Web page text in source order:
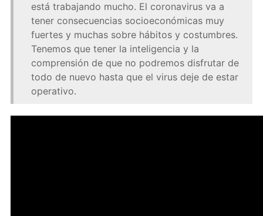
está trabajando mucho. El coronavirus va a
tener consecuencias socioeconómicas muy
fuertes y muchas sobre hábitos y costumbres.
Tenemos que tener la inteligencia y la
comprensión de que no podremos disfrutar de
todo de nuevo hasta que el virus deje de estar
operativo.